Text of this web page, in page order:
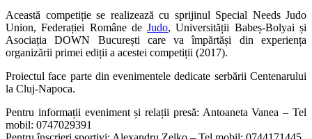
Această competiție se realizează cu sprijinul Special Needs Judo
Union, Federației Române deJudo, Universității Babeș-Bolyai și
Asociația DOWN București care va împărtăși din experiența
organizării primei ediții a acestei competiții (2017).
Proiectul face parte din evenimentele dedicate serbării Centenarului
la Cluj-Napoca.
Pentru informații eveniment și relații presă: Antoaneta Vanea – Tel
mobil: 0747029391